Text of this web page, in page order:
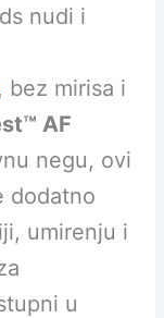
nudi i
, bez mirisa i
™ AF
negu, ovi
dodatno
umirenju i
u